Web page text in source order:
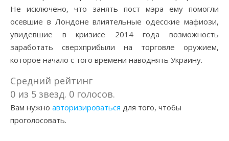
Не исключено, что занять пост мэра ему помогли
осевшие в Лондоне влиятельные одесские мафиози,
увидевшие в кризисе 2014 года возможность
заработать сверхприбыли на торговле оружием,
которое начало с того времени наводнять Украину.
Средний рейтинг
0 из 5 звезд. 0 голосов.
Вам нужно авторизироваться для того, чтобы
проголосовать.